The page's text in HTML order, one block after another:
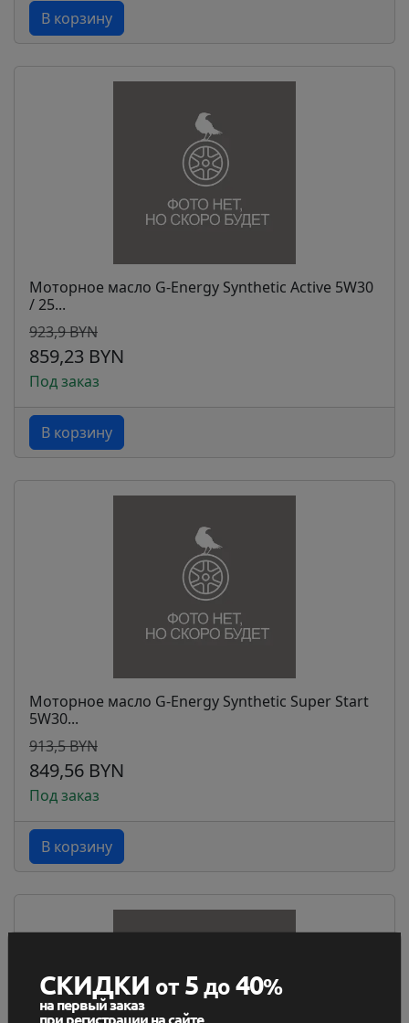
В корзину
Моторное масло G-Energy Synthetic Active 5W30
/ 25...
923,9 BYN
859,23 BYN
Под заказ
В корзину
Моторное масло G-Energy Synthetic Super Start
5W30...
913,5 BYN
849,56 BYN
Под заказ
В корзину
СКИДКИ от5до40%
на первый заказ
при регистрации на сайте